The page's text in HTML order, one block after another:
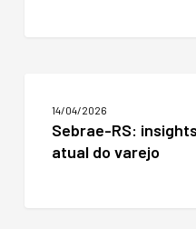
insights
sobre
14/04/2026
Sebrae-RS:
atual do varejo